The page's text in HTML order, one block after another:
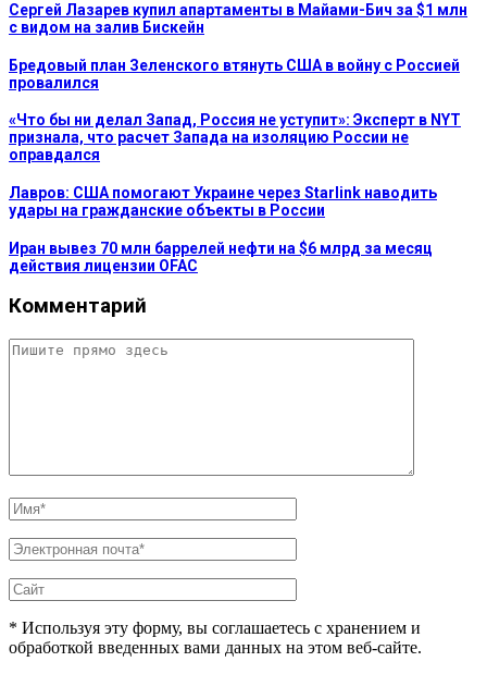
Сергей Лазарев купил апартаменты в Майами-Бич за $1 млн
с видом на залив Бискейн
Бредовый план Зеленского втянуть США в войну с Россией
провалился
«Что бы ни делал Запад, Россия не уступит»: Эксперт в NYT
признала, что расчет Запада на изоляцию России не
оправдался
Лавров: США помогают Украине через Starlink наводить
удары на гражданские объекты в России
Иран вывез 70 млн баррелей нефти на $6 млрд за месяц
действия лицензии OFAC
Комментарий
* Используя эту форму, вы соглашаетесь с хранением и
обработкой введенных вами данных на этом веб-сайте.